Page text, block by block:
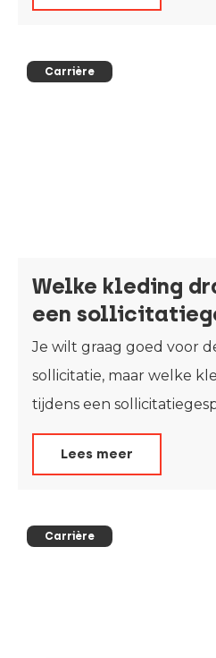
Carrière
Welke kleding
een
Je wilt graag goed voor
sollicitatie, maar welke
tijdens een
Lees meer
Carrière